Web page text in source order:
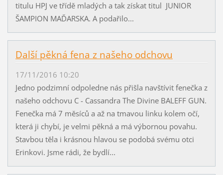
titulu HPJ ve třídě mladých a tak získat titul JUNIOR
ŠAMPION MAĎARSKA. A podařilo...
Další pěkná fena z našeho odchovu
17/11/2016 10:20
Jedno podzimní odpoledne nás přišla navštívit fenečka z
našeho odchovu C - Cassandra The Divine BALEFF GUN.
Fenečka má 7 měsíců a až na tmavou linku kolem očí,
která ji chybí, je velmi pěkná a má výbornou povahu.
Stavbou těla i krásnou hlavou se podobá svému otci
Erinkovi. Jsme rádi, že bydlí...